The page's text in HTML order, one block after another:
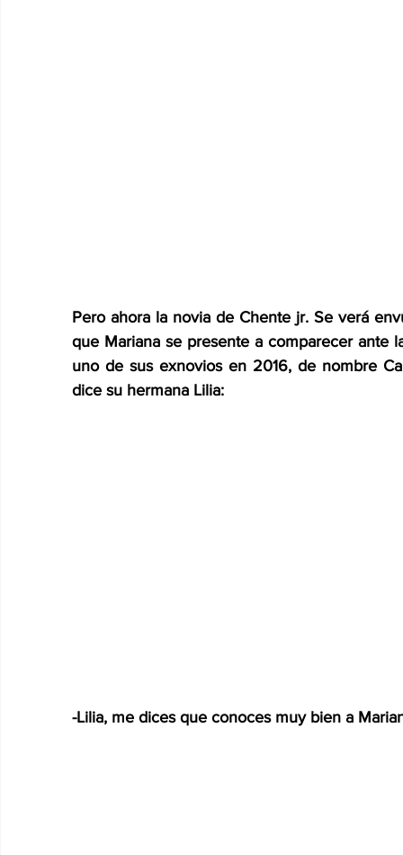
Pero ahora la novia de Chente jr. Se verá
que Mariana se presente a comparecer ante
uno de sus exnovios en 2016, de nombre
dice su hermana Lilia:
-Lilia, me dices que conoces muy bien a